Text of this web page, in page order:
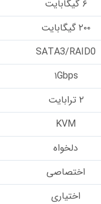
SATA3/RAID0
۱Gbps
KVM
دلخواه
اختصاصی
اختیاری